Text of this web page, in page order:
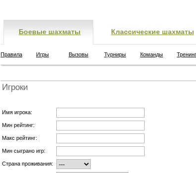
Боевые шахматы Классические шахматы
Правила Игры Вызовы Турниры Команды Тренинг
Игроки
Имя игрока:
Мин рейтинг:
Макс рейтинг:
Мин сыграно игр:
Страна проживания: